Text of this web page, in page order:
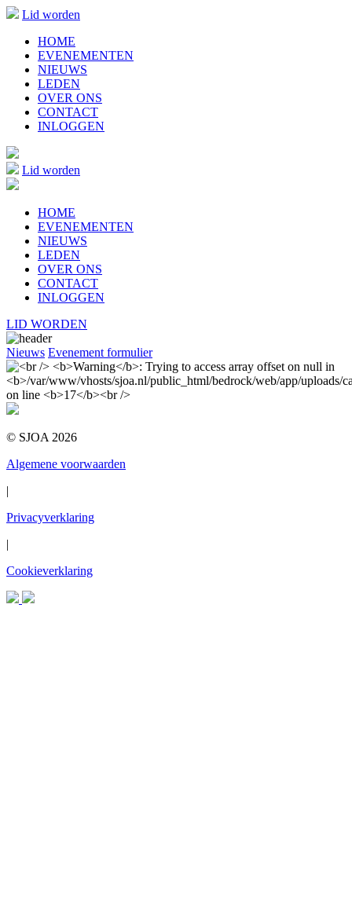
Lid worden
HOME
EVENEMENTEN
NIEUWS
LEDEN
OVER ONS
CONTACT
INLOGGEN
Lid worden
HOME
EVENEMENTEN
NIEUWS
LEDEN
OVER ONS
CONTACT
INLOGGEN
LID WORDEN
Nieuws Evenement formulier
© SJOA 2026
Algemene voorwaarden
|
Privacyverklaring
|
Cookieverklaring